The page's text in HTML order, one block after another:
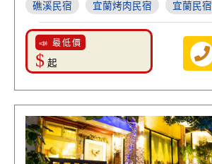
礁溪民宿 宜蘭烤肉民宿 宜蘭民宿
📣 最低價
$ 起